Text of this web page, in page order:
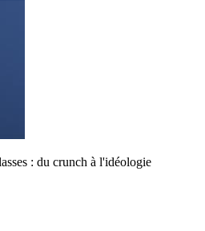
: du crunch à l'idéologie